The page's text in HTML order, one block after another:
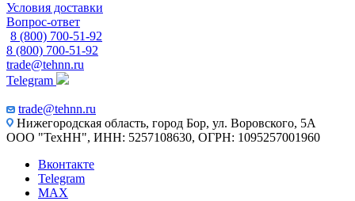
Условия доставки
Вопрос-ответ
8 (800) 700-51-92
8 (800) 700-51-92
trade@tehnn.ru
Telegram
trade@tehnn.ru
Нижегородская область, город Бор, ул. Воровского, 5А
ООО "ТехНН", ИНН: 5257108630, ОГРН: 1095257001960
Вконтакте
Telegram
MAX